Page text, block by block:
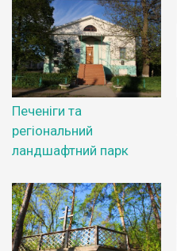
Печеніги та
регіональний
ландшафтний парк